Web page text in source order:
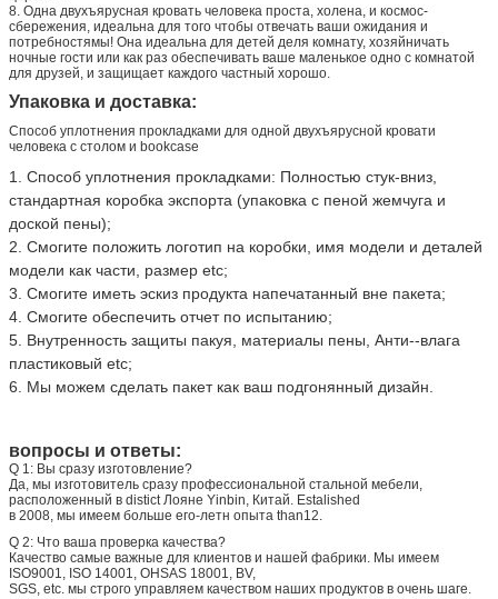
8. Одна двухъярусная кровать человека проста, холена, и космос-
сбережения, идеальна для того чтобы отвечать ваши ожидания и
потребностямы! Она идеальна для детей деля комнату, хозяйничать
ночные гости или как раз обеспечивать ваше маленькое одно с комнатой
для друзей, и защищает каждого частный хорошо.
Упаковка и доставка:
Способ уплотнения прокладками для одной двухъярусной кровати
человека с столом и bookcase
1. Способ уплотнения прокладками: Полностью стук-вниз,
стандартная коробка экспорта (упаковка с пеной жемчуга и
доской пены);
2. Смогите положить логотип на коробки, имя модели и деталей
модели как части, размер etc;
3. Смогите иметь эскиз продукта напечатанный вне пакета;
4. Смогите обеспечить отчет по испытанию;
5. Внутренность защиты пакуя, материалы пены, Анти--влага
пластиковый etc;
6. Мы можем сделать пакет как ваш подгонянный дизайн.
вопросы и ответы:
Q 1: Вы сразу изготовление?
Да, мы изготовитель сразу профессиональной стальной мебели,
расположенный в distict Лояне Yinbin, Китай. Estalished
в 2008, мы имеем больше его-летн опыта than12.
Q 2: Что ваша проверка качества?
Качество самые важные для клиентов и нашей фабрики. Мы имеем
ISO9001, ISO 14001, OHSAS 18001, BV,
SGS, etc. мы строго управляем качеством наших продуктов в очень шаге.